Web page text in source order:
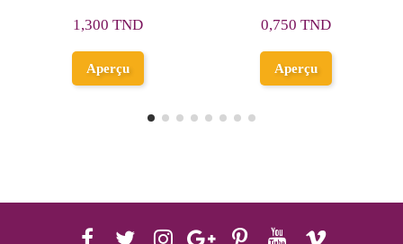
1,300 TND 0,750 TND
Aperçu